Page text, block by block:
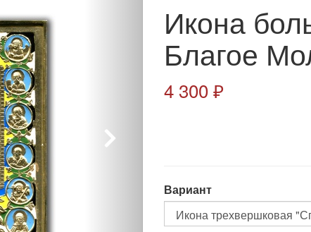
Икона
Благое
4 300 ₽
Вариант